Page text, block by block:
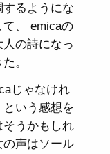
るようにな
て、 emicaの
の詩になっ
。
じゃなけれ
いう感想を
そうかもしれ
声はソール